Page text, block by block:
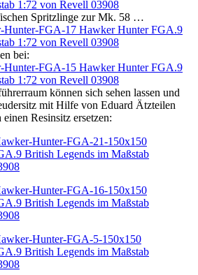
Spritzlinge zur Mk. 58 …
bei:
können sich sehen lassen und
mit Hilfe von Eduard Ätzteilen
Resinsitz ersetzen: